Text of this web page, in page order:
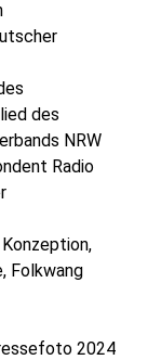
des
NRW
Radio
Folkwang
2024